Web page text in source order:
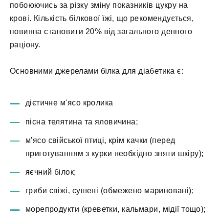
побоюючись за різку зміну показників цукру на
крові. Кількість білкової їжі, що рекомендується,
повинна становити 20% від загального денного
раціону.
Основними джерелами білка для діабетика є:
дієтичне м'ясо кролика
пісна телятина та яловичина;
м'ясо свійської птиці, крім качки (перед
приготуванням з курки необхідно зняти шкіру);
яєчний білок;
гриби свіжі, сушені (обмежено мариновані);
морепродукти (креветки, кальмари, мідії тощо);